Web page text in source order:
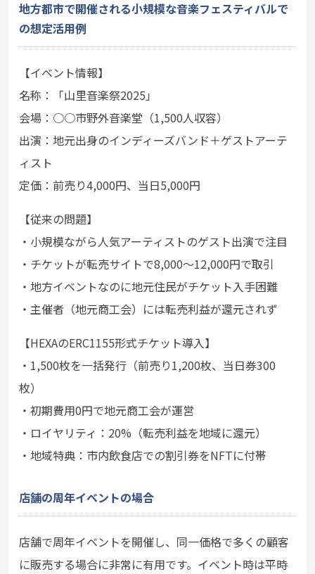
地方都市で開催される小規模な音楽フェスティバルで
の想定活用例
【イベント情報】
名称：「山里音楽祭2025」
会場：○○市野外音楽堂（1,500人収容）
出演：地元出身のインディーズバンド＋ゲストアーテ
ィスト
定価：前売り4,000円、当日5,000円
【従来の問題】
・小規模ながら人気アーティストのゲスト出演で注目
・チケットが転売サイトで8,000～12,000円で取引
・地方イベントなのに地元住民がチケット入手困難
・主催者（地元商工会）には転売利益が還元されず
【HEXAのERC1155形式チケット導入】
・1,500枚を一括発行（前売り1,200枚、当日券300
枚）
・初期費用0円で地元商工会が運営
・ロイヤリティ：20%（転売利益を地域に還元）
・地域特典：市内飲食店での割引券をNFTに付帯
店舗の周年イベントの場合
店舗で周年イベントを開催し、同一価格で多くの顧客
に販売する場合に非常に有用です。イベント時は平時